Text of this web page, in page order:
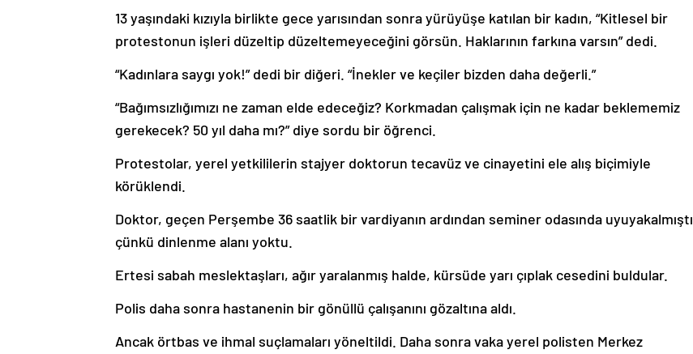
13 yaşındaki kızıyla birlikte gece yarısından sonra yürüyüşe katılan bir kadın, “Kitlesel bir
protestonun işleri düzeltip düzeltemeyeceğini görsün. Haklarının farkına varsın” dedi.
“Kadınlara saygı yok!” dedi bir diğeri. “İnekler ve keçiler bizden daha değerli.”
“Bağımsızlığımızı ne zaman elde edeceğiz? Korkmadan çalışmak için ne kadar beklememiz
gerekecek? 50 yıl daha mı?” diye sordu bir öğrenci.
Protestolar, yerel yetkililerin stajyer doktorun tecavüz ve cinayetini ele alış biçimiyle
körüklendi.
Doktor, geçen Perşembe 36 saatlik bir vardiyanın ardından seminer odasında uyuyakalmıştı
çünkü dinlenme alanı yoktu.
Ertesi sabah meslektaşları, ağır yaralanmış halde, kürsüde yarı çıplak cesedini buldular.
Polis daha sonra hastanenin bir gönüllü çalışanını gözaltına aldı.
Ancak örtbas ve ihmal suçlamaları yöneltildi. Daha sonra vaka yerel polisten Merkez